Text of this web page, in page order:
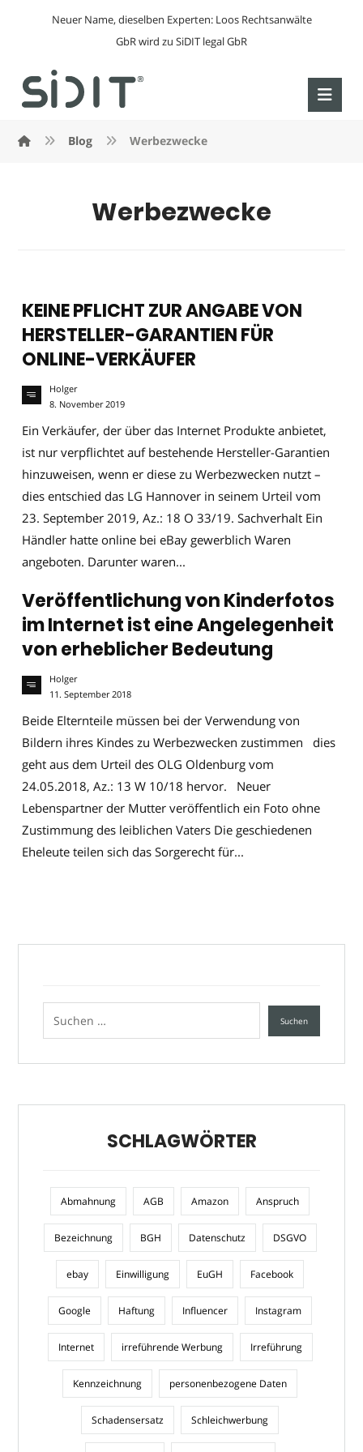
Neuer Name, dieselben Experten: Loos Rechtsanwälte
GbR wird zu SiDIT legal GbR
Blog Werbezwecke
Werbezwecke
KEINE PFLICHT ZUR ANGABE VON
HERSTELLER-GARANTIEN FÜR
ONLINE-VERKÄUFER
Holger
8. November 2019
Ein Verkäufer, der über das Internet Produkte anbietet,
ist nur verpflichtet auf bestehende Hersteller-Garantien
hinzuweisen, wenn er diese zu Werbezwecken nutzt –
dies entschied das LG Hannover in seinem Urteil vom
23. September 2019, Az.: 18 O 33/19. Sachverhalt Ein
Händler hatte online bei eBay gewerblich Waren
angeboten. Darunter waren...
Veröffentlichung von Kinderfotos
im Internet ist eine Angelegenheit
von erheblicher Bedeutung
Holger
11. September 2018
Beide Elternteile müssen bei der Verwendung von
Bildern ihres Kindes zu Werbezwecken zustimmen dies
geht aus dem Urteil des OLG Oldenburg vom
24.05.2018, Az.: 13 W 10/18 hervor. Neuer
Lebenspartner der Mutter veröffentlich ein Foto ohne
Zustimmung des leiblichen Vaters Die geschiedenen
Eheleute teilen sich das Sorgerecht für...
SCHLAGWÖRTER
Abmahnung AGB Amazon Anspruch
Bezeichnung BGH Datenschutz DSGVO
ebay Einwilligung EuGH Facebook
Google Haftung Influencer Instagram
Internet irreführende Werbung Irreführung
Kennzeichnung personenbezogene Daten
Schadensersatz Schleichwerbung